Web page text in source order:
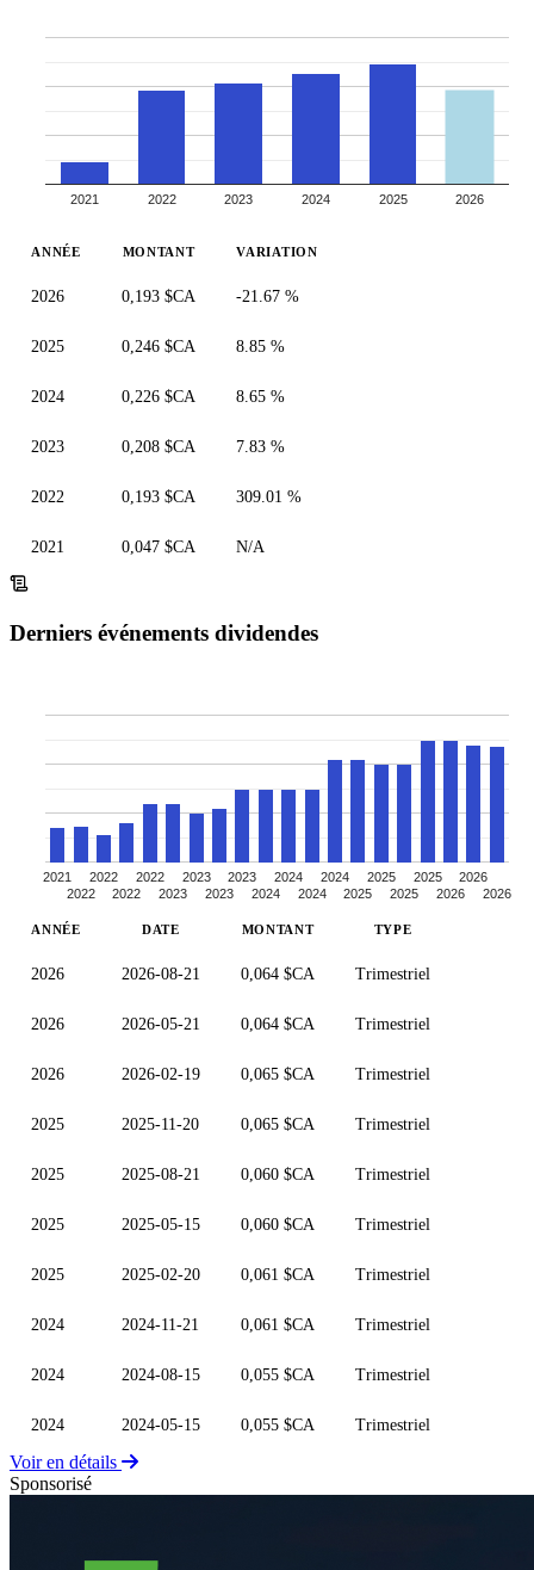
2021 2022 2023 2024 2025 2026
ANNÉE MONTANT VARIATION
2026 0,193 $CA -21.67 %
2025 0,246 $CA 8.85 %
2024 0,226 $CA 8.65 %
2023 0,208 $CA 7.83 %
2022 0,193 $CA 309.01 %
2021 0,047 $CA N/A
Derniers événements dividendes
2021
2022
2022
2022
2022
2023
2023
2023
2023
2024
2024
2024
2024
2025
2025
2025
2025
2026
2026
2026
ANNÉE DATE MONTANT TYPE
2026 2026-08-21 0,064 $CA Trimestriel
2026 2026-05-21 0,064 $CA Trimestriel
2026 2026-02-19 0,065 $CA Trimestriel
2025 2025-11-20 0,065 $CA Trimestriel
2025 2025-08-21 0,060 $CA Trimestriel
2025 2025-05-15 0,060 $CA Trimestriel
2025 2025-02-20 0,061 $CA Trimestriel
2024 2024-11-21 0,061 $CA Trimestriel
2024 2024-08-15 0,055 $CA Trimestriel
2024 2024-05-15 0,055 $CA Trimestriel
Voir en détails
Sponsorisé